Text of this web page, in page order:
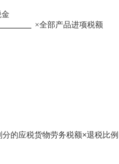
×全部产品进项税额
的应税货物劳务税额×退税比例